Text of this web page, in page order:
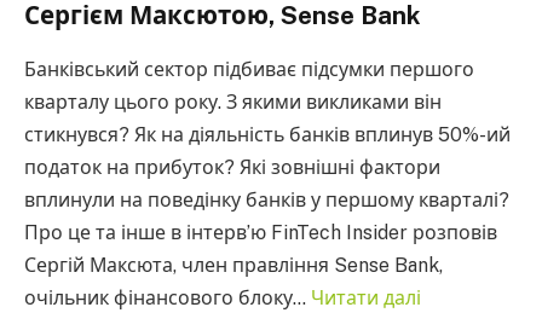
Сергієм Максютою, Sense Bank
Банківський сектор підбиває підсумки першого
кварталу цього року. З якими викликами він
стикнувся? Як на діяльність банків вплинув 50%-ий
податок на прибуток? Які зовнішні фактори
вплинули на поведінку банків у першому кварталі?
Про це та інше в інтерв’ю FinTech Insider розповів
Сергій Максюта, член правління Sense Bank,
очільник фінансового блоку… Читати далі